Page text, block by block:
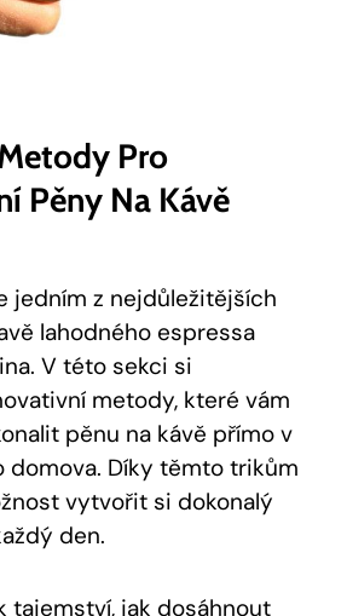
Pro
Pěny Na Kávě
jedním z nejdůležitějších
lahodného espressa
V této sekci si
metody, které vám
pěnu na kávě přímo v
domova. Díky těmto trikům
vytvořit si dokonalý
den.
tajemství, jak dosáhnout